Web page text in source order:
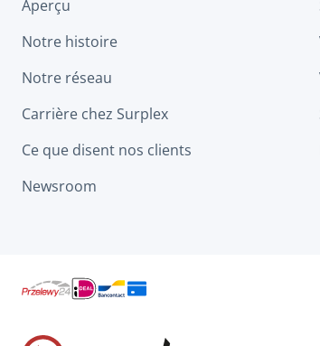
Aperçu
Notre histoire
Notre réseau
Carrière chez Surplex
Ce que disent nos clients
Newsroom